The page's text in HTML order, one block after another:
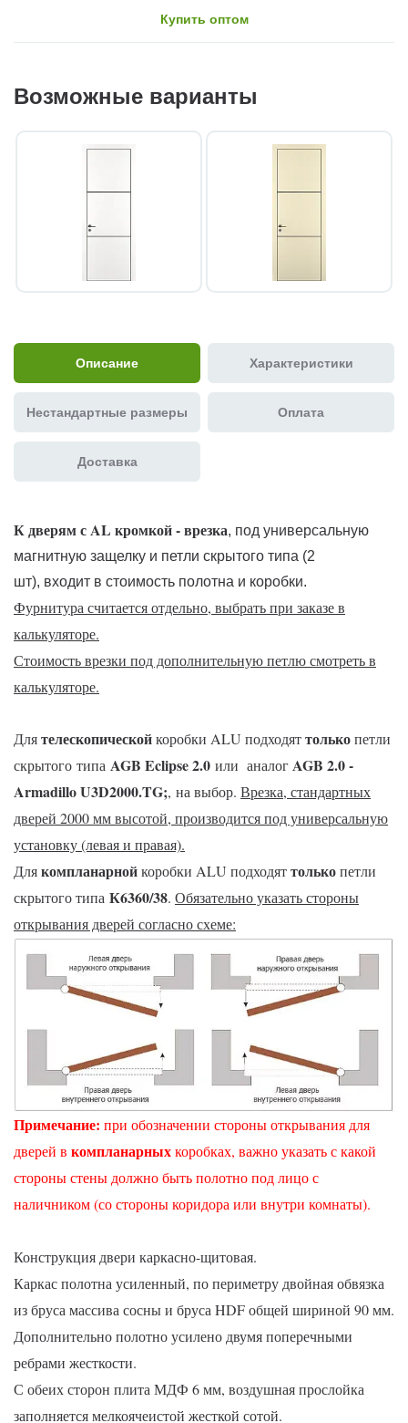
Купить оптом
Возможные варианты
Описание Характеристики
Нестандартные размеры Оплата
Доставка
К дверям с AL кромкой - врезка, под универсальную
магнитную защелку и петли скрытого типа (2
шт), входит в стоимость полотна и коробки.
Фурнитура считается отдельно, выбрать при заказе в
калькуляторе.
Стоимость врезки под дополнительную петлю смотреть в
калькуляторе.
Длятелескопическойкоробки ALU подходяттолькопетли
скрытого типа AGB Eclipse 2.0 или аналогAGB 2.0 -
Armadillo U3D2000.TG;, на выбор. Врезка, стандартных
дверей 2000 мм высотой, производится под универсальную
установку (левая и правая).
Длякомпланарнойкоробки ALU подходяттолькопетли
скрытого типа К6360/38. Обязательно указать стороны
открывания дверей согласно схеме:
Примечание: при обозначении стороны открывания для
дверей в компланарныхкоробках, важно указать с какой
стороны стены должно быть полотно под лицо с
наличником (со стороны коридора или внутри комнаты).
Конструкция двери каркасно-щитовая.
Каркас полотна усиленный, по периметру двойная обвязка
из бруса массива сосны и бруса HDF общей шириной 90 мм.
Дополнительно полотно усилено двумя поперечными
ребрами жесткости.
С обеих сторон плита МДФ 6 мм, воздушная прослойка
заполняется мелкоячеистой жесткой сотой.